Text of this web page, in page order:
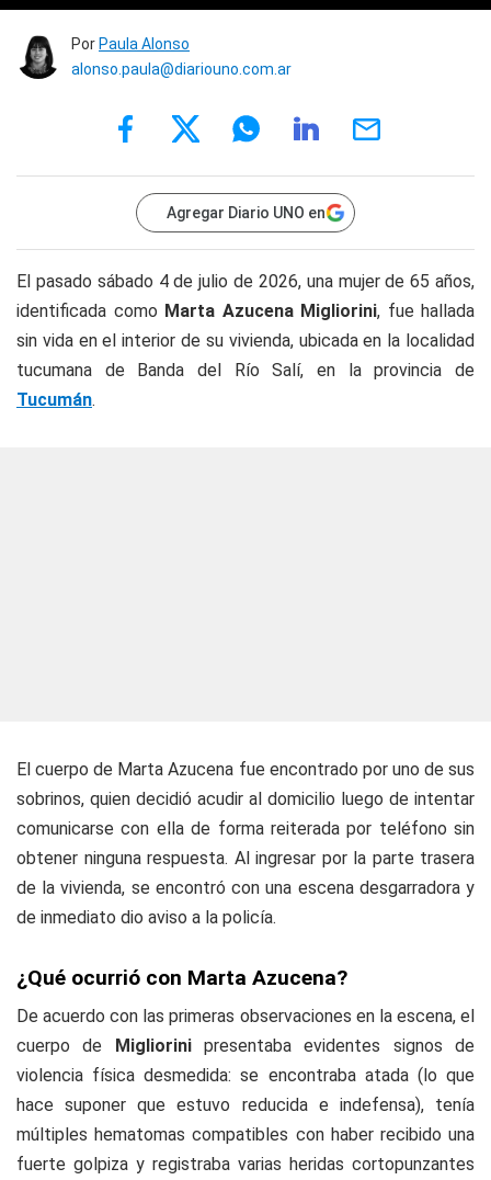
Por Paula Alonso
alonso.paula@diariouno.com.ar
Agregar Diario UNO en
El pasado sábado 4 de julio de 2026, una mujer de 65 años,
identificada como Marta Azucena Migliorini, fue hallada
sin vida en el interior de su vivienda, ubicada en la localidad
tucumana de Banda del Río Salí, en la provincia de
Tucumán.
El cuerpo de Marta Azucena fue encontrado por uno de sus
sobrinos, quien decidió acudir al domicilio luego de intentar
comunicarse con ella de forma reiterada por teléfono sin
obtener ninguna respuesta. Al ingresar por la parte trasera
de la vivienda, se encontró con una escena desgarradora y
de inmediato dio aviso a la policía.
¿Qué ocurrió con Marta Azucena?
De acuerdo con las primeras observaciones en la escena, el
cuerpo de Migliorinipresentaba evidentes signos de
violencia física desmedida: se encontraba atada (lo que
hace suponer que estuvo reducida e indefensa), tenía
múltiples hematomas compatibles con haber recibido una
fuerte golpiza y registraba varias heridas cortopunzantes